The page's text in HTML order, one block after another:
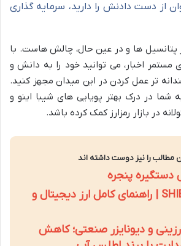
از دست دادنش را دارید، سرمایه گذاری
از پتانسیل ها و در عین حال، چالش هاست. با
مستمر اخبار، می توانید خود را به دانش و
تر عمل کردن در این میدان مجهز کنید.
شما در درک بهتر پویایی های شیبا اینو و
در بازار رمزارز کمک کرده باشد.
مطالب را نیز دوست داشته اند
دستگیره پنجره
شیبا اینو SHIB | راهنمای کامل ارز دیجیتال و
و دیونایزر صنعتی؛ کاهش